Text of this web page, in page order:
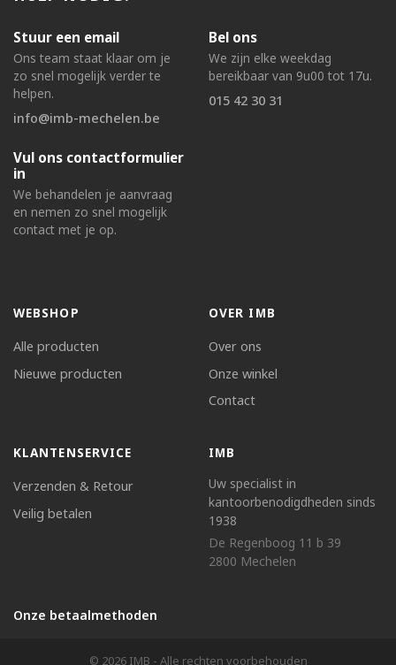
Stuur een email
Ons team staat klaar om je
zo snel mogelijk verder te
helpen.
info@imb-mechelen.be
Bel ons
We zijn elke weekdag
bereikbaar van 9u00 tot 17u.
015 42 30 31
Vul ons contactformulier
in
We behandelen je aanvraag
en nemen zo snel mogelijk
contact met je op.
WEBSHOP
Alle producten
Nieuwe producten
OVER IMB
Over ons
Onze winkel
Contact
KLANTENSERVICE
Verzenden & Retour
Veilig betalen
IMB
Uw specialist in
kantoorbenodigdheden sinds
1938
De Regenboog 11 b 39
2800 Mechelen
Onze betaalmethoden
© 2026 IMB - Alle rechten voorbehouden